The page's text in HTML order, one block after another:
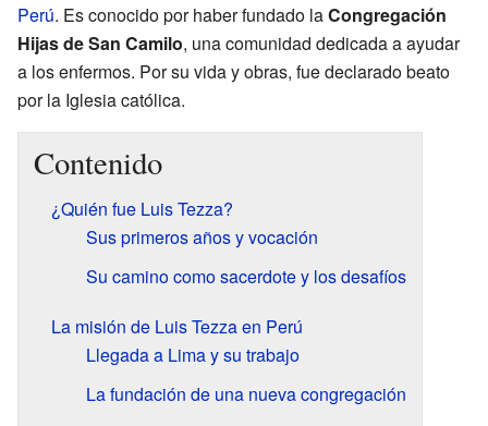
Perú. Es conocido por haber fundado laCongregación
Hijas de San Camilo, una comunidad dedicada a ayudar
a los enfermos. Por su vida y obras, fue declarado beato
por la Iglesia católica.
Contenido
¿Quién fue Luis Tezza?
Sus primeros años y vocación
Su camino como sacerdote y los desafíos
La misión de Luis Tezza en Perú
Llegada a Lima y su trabajo
La fundación de una nueva congregación